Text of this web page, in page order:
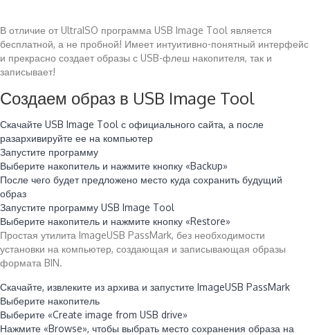
В отличие от UltraISO программа USB Image Tool является
бесплатной, а не пробной! Имеет интуитивно-понятный интерфейс
и прекрасно создает образы с USB-флеш накопителя, так и
записывает!
Создаем образ в USB Image Tool
Скачайте USB Image Tool с официального сайта, а после
разархивируйте ее на компьютер
Запустите программу
Выберите накопитель и нажмите кнопку «Backup»
После чего будет предложено место куда сохранить будущий
образ
Запустите программу USB Image Tool
Выберите накопитель и нажмите кнопку «Restore»
Простая утилита ImageUSB PassMark, без необходимости
установки на компьютер, создающая и записывающая образы
формата BIN.
Скачайте, извлеките из архива и запустите ImageUSB PassMark
Выберите накопитель
Выберите «Create image from USB drive»
Нажмите «Browse», чтобы выбрать место сохранения образа на